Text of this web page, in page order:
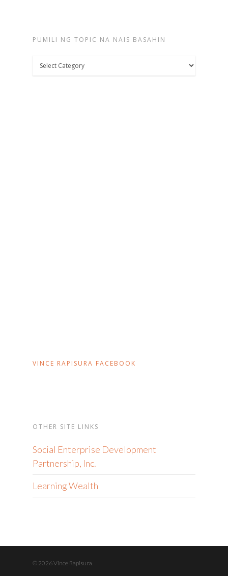
PUMILI NG TOPIC NA NAIS BASAHIN
Pumili
ng
VINCE RAPISURA FACEBOOK
OTHER SITE LINKS
Social Enterprise Development
Partnership, Inc.
Learning Wealth
© 2026 Vince Rapisura.